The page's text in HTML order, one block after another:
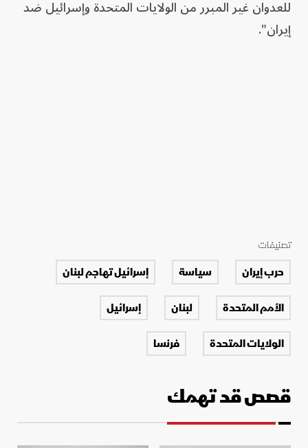
للعدوان غير المبرر من الولايات المتحدة وإسرائيل ضد
إيران".
تصنيفات
حرب إيران سياسة
إسرائيل تهاجم لبنان
الأمم المتحدة
لبنان
إسرائيل
الولايات المتحدة
فرنسا
قصص قد تهمك